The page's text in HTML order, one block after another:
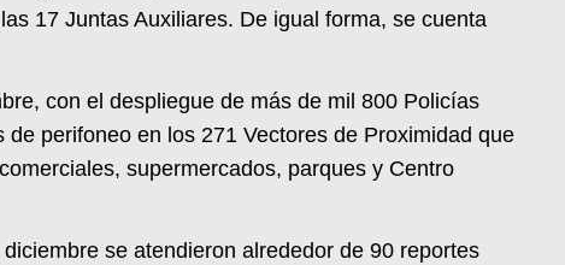
17 Juntas Auxiliares. De igual forma, se cuenta
con el despliegue de más de mil 800 Policías
perifoneo en los 271 Vectores de Proximidad que
supermercados, parques y Centro
se atendieron alrededor de 90 reportes